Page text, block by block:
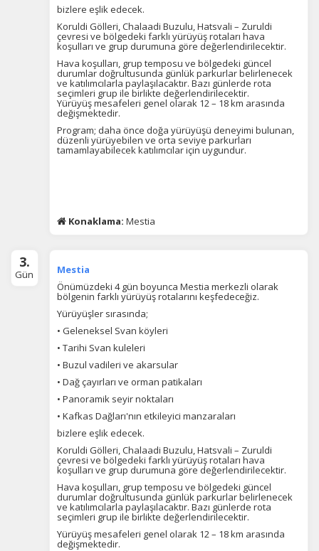
bizlere eşlik edecek.
Koruldi Gölleri, Chalaadi Buzulu, Hatsvali – Zuruldi
çevresi ve bölgedeki farklı yürüyüş rotaları hava
koşulları ve grup durumuna göre değerlendirilecektir.
Hava koşulları, grup temposu ve bölgedeki güncel
durumlar doğrultusunda günlük parkurlar belirlenecek
ve katılımcılarla paylaşılacaktır. Bazı günlerde rota
seçimleri grup ile birlikte değerlendirilecektir.
Yürüyüş mesafeleri genel olarak 12 – 18 km arasında
değişmektedir.
Program; daha önce doğa yürüyüşü deneyimi bulunan,
düzenli yürüyebilen ve orta seviye parkurları
tamamlayabilecek katılımcılar için uygundur.
Konaklama: Mestia
3.
Gün
Mestia
Önümüzdeki 4 gün boyunca Mestia merkezli olarak
bölgenin farklı yürüyüş rotalarını keşfedeceğiz.
Yürüyüşler sırasında;
• Geleneksel Svan köyleri
• Tarihi Svan kuleleri
• Buzul vadileri ve akarsular
• Dağ çayırları ve orman patikaları
• Panoramik seyir noktaları
• Kafkas Dağları'nın etkileyici manzaraları
bizlere eşlik edecek.
Koruldi Gölleri, Chalaadi Buzulu, Hatsvali – Zuruldi
çevresi ve bölgedeki farklı yürüyüş rotaları hava
koşulları ve grup durumuna göre değerlendirilecektir.
Hava koşulları, grup temposu ve bölgedeki güncel
durumlar doğrultusunda günlük parkurlar belirlenecek
ve katılımcılarla paylaşılacaktır. Bazı günlerde rota
seçimleri grup ile birlikte değerlendirilecektir.
Yürüyüş mesafeleri genel olarak 12 – 18 km arasında
değişmektedir.